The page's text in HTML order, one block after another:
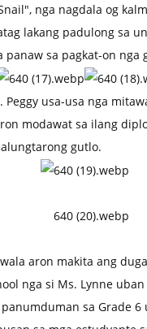
nga nagdala og
lakang padulong sa
sa pagkat-on nga
usa-usa nga
modawat sa ilang
gutlo.
aron makita ang
nga si Ms. Lynne
sa Grade